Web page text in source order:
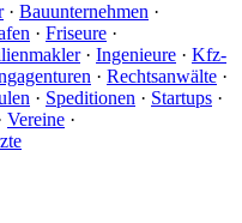
· Bauunternehmen ·
· Friseure ·
· Ingenieure · Kfz-
· Rechtsanwälte ·
· Speditionen · Startups ·
Vereine ·